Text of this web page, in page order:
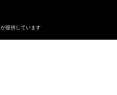
が提供しています